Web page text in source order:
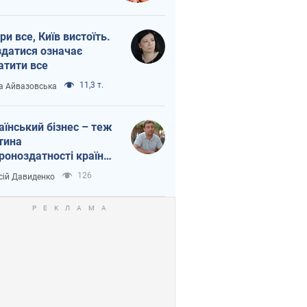
все, Київ вистоїть.
означає
все
Айвазовська 11,3 т.
бізнес – теж
країни.
їхній ринок
Давиденко 126